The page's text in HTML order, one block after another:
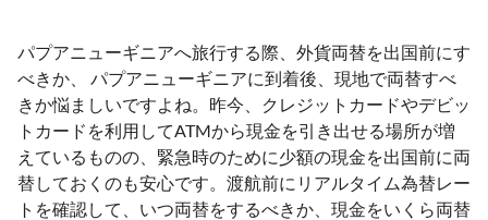
パプアニューギニアへ旅行する際、外貨両替を出国前にす
べきか、 パプアニューギニアに到着後、現地で両替すべ
きか悩ましいですよね。昨今、クレジットカードやデビッ
トカードを利用してATMから現金を引き出せる場所が増
えているものの、緊急時のために少額の現金を出国前に両
替しておくのも安心です。渡航前にリアルタイム為替レー
トを確認して、いつ両替をするべきか、現金をいくら両替